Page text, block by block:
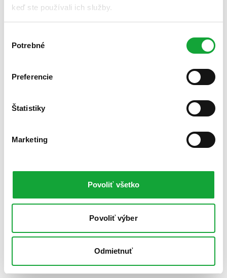
keď ste používali ich služby.
súhlasu
Potrebné
Preferencie
Štatistiky
Marketing
Povoliť všetko
Povoliť výber
Odmietnuť